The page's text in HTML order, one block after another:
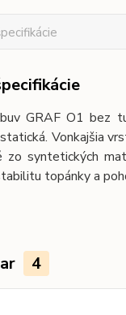
GRAF O1 bez
Vonkajšia
zo syntetických
topánky a
4